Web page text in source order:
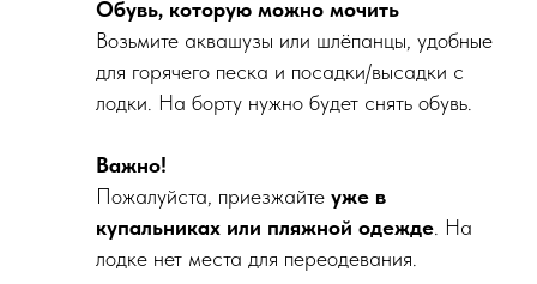
Обувь, которую можно мочить
Возьмите аквашузы или шлёпанцы, удобные
для горячего песка и посадки/высадки с
лодки. На борту нужно будет снять обувь.
Важно!
Пожалуйста, приезжайте уже в
купальниках или пляжной одежде. На
лодке нет места для переодевания.